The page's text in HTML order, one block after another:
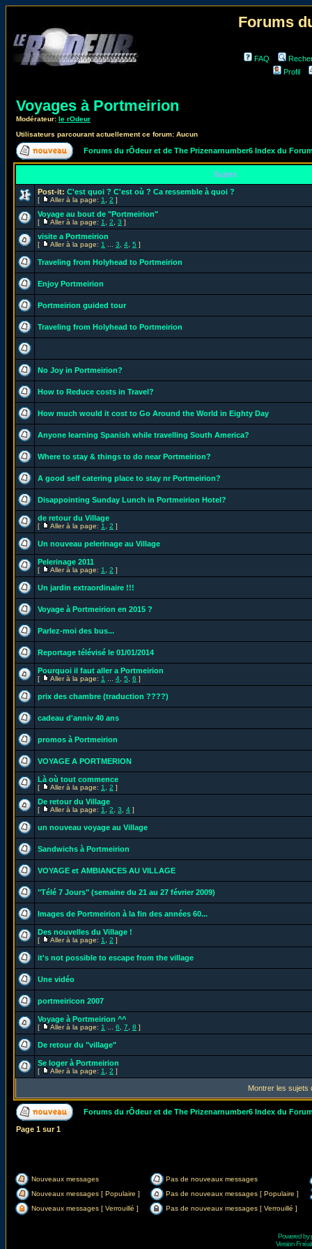
Forums
FAQ
Profil
Voyages à Portmeirion
Modérateur: le rOdeur
Utilisateurs parcourant actuellement ce forum: Aucun
Forums du rÔdeur et de The Prizenarnumber6 Index du
Sujets
Post-it: C'est quoi ? C'est où ? Ca ressemble à quoi ?
[ Aller à la page: 1 2 ]
Voyage au bout de "Portmeirion"
[ Aller à la page: 1 2 3 ]
visite a Portmeirion
[ Aller à la page: 1 3 4 5 ]
Traveling from Holyhead to Portmeirion
Enjoy Portmeirion
Portmeirion guided tour
Traveling from Holyhead to Portmeirion
No Joy in Portmeirion?
How to Reduce costs in Travel?
How much would it cost to Go Around the World in Eighty Day
Anyone learning Spanish while travelling South America?
Where to stay & things to do near Portmeirion?
A good self catering place to stay nr Portmeirion?
Disappointing Sunday Lunch in Portmeirion Hotel?
de retour du Village
[ Aller à la page: 1 2 ]
Un nouveau pelerinage au Village
Pelerinage 2011
[ Aller à la page: 1 2 ]
Un jardin extraordinaire !!!
Voyage à Portmeirion en 2015 ?
Parlez-moi des bus...
Reportage télévisé le 01/01/2014
Pourquoi il faut aller a Portmeirion
[ Aller à la page: 1 4 5 6 ]
prix des chambre (traduction ????)
cadeau d'anniv 40 ans
promos à Portmeirion
VOYAGE A PORTMERION
Là où tout commence
[ Aller à la page: 1 2 ]
De retour du Village
[ Aller à la page: 1 2 3 4 ]
un nouveau voyage au Village
Sandwichs à Portmeirion
VOYAGE et AMBIANCES AU VILLAGE
"Télé 7 Jours" (semaine du 21 au 27 février 2009)
Images de Portmeirion à la fin des années 60...
Des nouvelles du Village !
[ Aller à la page: 1 2 ]
it's not possible to escape from the village
Une vidéo
portmeiricon 2007
Voyage à Portmeirion ^^
[ Aller à la page: 1 6 7 8 ]
De retour du "village"
Se loger à Portmeirion
[ Aller à la page: 1 2 ]
Montrer les sujets
Forums du rÔdeur et de The Prizenarnumber6 Index du
Page 1 sur1
Nouveaux messages
Pas de nouveaux messages
Nouveaux messages [ Populaire ]
Pas de nouveaux messages [ Populaire ]
Nouveaux messages [ Verrouillé ]
Pas de nouveaux messages [ Verrouillé ]
Powered by
Version Fr